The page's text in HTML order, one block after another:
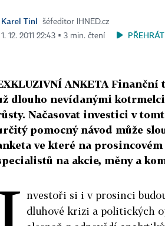
Karel Tinl
šéfeditor IHNED.cz
1. 12. 2011 22:43 ▪ 3 min. čtení
ANKETA
dlouho nevídanými
Načasovat investici v
pomocný návod může
ve které na prosincovém
na akcie, měny a
nvestoři si i v prosinci
dluhové krizi a politických